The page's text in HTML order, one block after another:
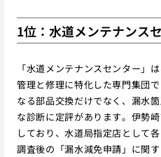
1位：水道メンテナンス
「水道メンテナンスセンター」
管理と修理に特化した専門集団
なる部品交換だけでなく、漏水
な診断に定評があります。伊勢
しており、水道局指定店として
調査後の「漏水減免申請」に関